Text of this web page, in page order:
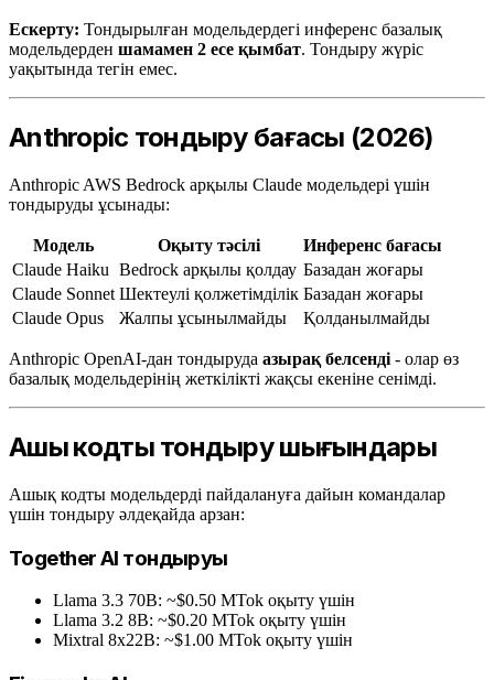
Ескерту: Тондырылған модельдердегі инференс базалық
модельдерден шамамен 2 есе қымбат. Тондыру жүріс
уақытында тегін емес.
Anthropic тондыру бағасы (2026)
Anthropic AWS Bedrock арқылы Claude модельдері үшін
тондыруды ұсынады:
Модель Оқыту тәсілі
Инференс бағасы
Claude Haiku Bedrock арқылы қолдау Базадан жоғары
Claude Sonnet Шектеулі қолжетімділік Базадан жоғары
Claude Opus
Жалпы ұсынылмайды Қолданылмайды
Anthropic OpenAI-дан тондыруда азырақ белсенді - олар өз
базалық модельдерінің жеткілікті жақсы екеніне сенімді.
Ашық кодты тондыру шығындары
Ашық кодты модельдерді пайдалануға дайын командалар
үшін тондыру әлдеқайда арзан:
Together AI тондыруы
Llama 3.3 70B: ~$0.50 MTok оқыту үшін
Llama 3.2 8B: ~$0.20 MTok оқыту үшін
Mixtral 8x22B: ~$1.00 MTok оқыту үшін